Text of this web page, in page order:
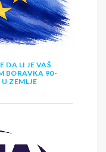
DA LI JE VAŠ
BORAVKA 90-
ZEMLJE